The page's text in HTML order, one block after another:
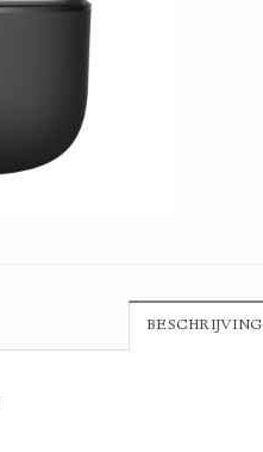
BESCHRIJVING